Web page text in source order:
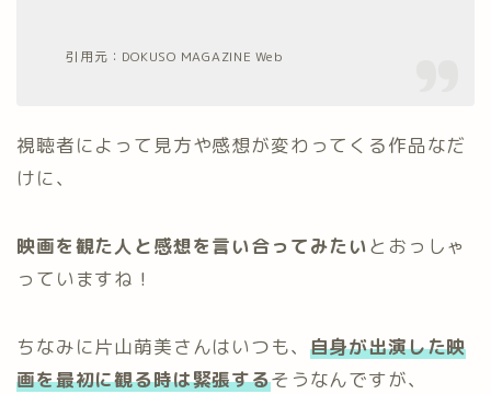
引用元：DOKUSO MAGAZINE Web
視聴者によって見方や感想が変わってくる作品なだ
けに、
映画を観た人と感想を言い合ってみたいとおっしゃ
っていますね！
ちなみに片山萌美さんはいつも、 自身が出演した映
画を最初に観る時は緊張するそうなんですが、